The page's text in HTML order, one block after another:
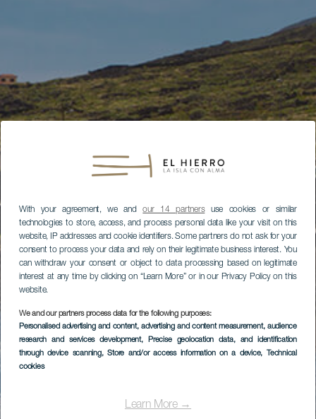
With your agreement, we andour 14 partnersuse cookies or similar
technologies to store, access, and process personal data like your visit on this
website, IP addresses and cookie identifiers. Some partners do not ask for your
consent to process your data and rely on their legitimate business interest. You
can withdraw your consent or object to data processing based on legitimate
interest at any time by clicking on “Learn More” or in our Privacy Policy on this
website.
We and our partners process data for the following purposes:
Personalised advertising and content, advertising and content measurement, audience
research and services development, Precise geolocation data, and identification
through device scanning, Store and/or access information on a device, Technical
cookies
Learn More →